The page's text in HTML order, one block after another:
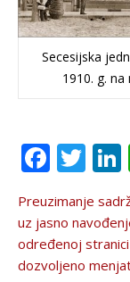
Secesijska
1910. g.
Preuzimanje
uz jasno
određenoj
dozvolјeno